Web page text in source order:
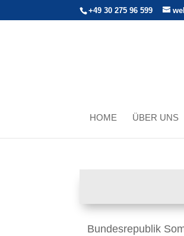
+49 30 275 96 599
HOME ÜBER UNS
Bundesrepublik